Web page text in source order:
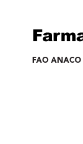
FAO ANACO